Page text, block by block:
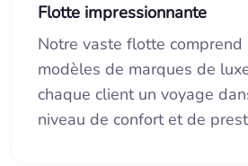
Flotte impressionnante
Notre vaste flotte comprend
modèles de marques de
chaque client un voyage
niveau de confort et de